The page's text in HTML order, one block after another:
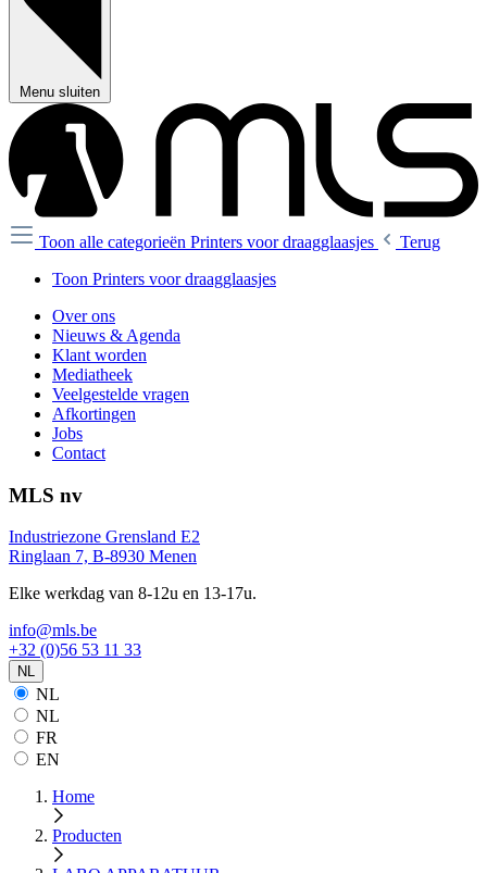
Menu sluiten
Toon alle categorieën Printers voor draagglaasjes
Terug
Toon Printers voor draagglaasjes
Over ons
Nieuws & Agenda
Klant worden
Mediatheek
Veelgestelde vragen
Afkortingen
Jobs
Contact
MLS nv
Industriezone Grensland E2
Ringlaan 7, B-8930 Menen
Elke werkdag van 8-12u en 13-17u.
info@mls.be
+32 (0)56 53 11 33
NL
NL
NL
FR
EN
Home
Producten